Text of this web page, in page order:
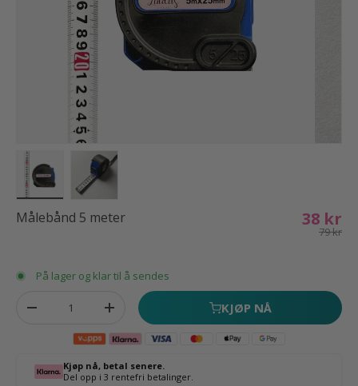
Målebånd 5 meter 38 kr
79 kr
På lager og klar til å sendes
Fjern antall
Øk antall KJØP NÅ